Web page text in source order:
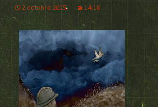
2 octobre 2015 14-18